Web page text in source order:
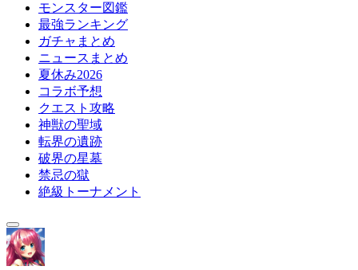
モンスター図鑑
最強ランキング
ガチャまとめ
ニュースまとめ
夏休み2026
コラボ予想
クエスト攻略
神獣の聖域
転界の遺跡
破界の星墓
禁忌の獄
絶級トーナメント